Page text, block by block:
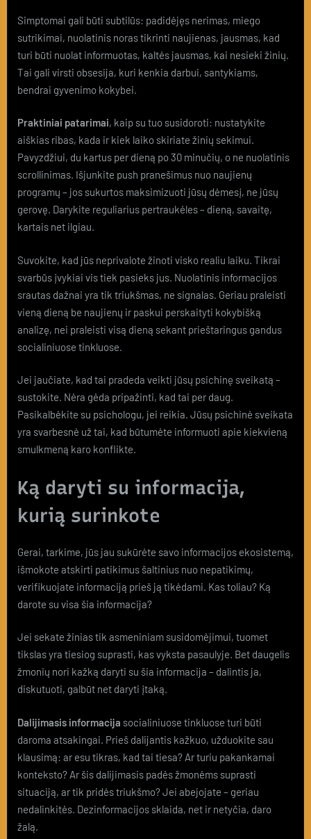
Simptomai gali būti subtilūs: padidėjęs nerimas, miego
sutrikimai, nuolatinis noras tikrinti naujienas, jausmas, kad
turi būti nuolat informuotas, kaltės jausmas, kai nesieki žinių.
Tai gali virsti obsesija, kuri kenkia darbui, santykiams,
bendrai gyvenimo kokybei.
Praktiniai patarimai, kaip su tuo susidoroti: nustatykite
aiškias ribas, kada ir kiek laiko skiriate žinių sekimui.
Pavyzdžiui, du kartus per dieną po 30 minučių, o ne nuolatinis
scrollinimas. Išjunkite push pranešimus nuo naujienų
programų – jos sukurtos maksimizuoti jūsų dėmesį, ne jūsų
gerovę. Darykite reguliarius pertraukėles – dieną, savaitę,
kartais net ilgiau.
Suvokite, kad jūs neprivalote žinoti visko realiu laiku. Tikrai
svarbūs įvykiai vis tiek pasieks jus. Nuolatinis informacijos
srautas dažnai yra tik triukšmas, ne signalas. Geriau praleisti
vieną dieną be naujienų ir paskui perskaityti kokybišką
analizę, nei praleisti visą dieną sekant prieštaringus gandus
socialiniuose tinkluose.
Jei jaučiate, kad tai pradeda veikti jūsų psichinę sveikatą –
sustokite. Nėra gėda pripažinti, kad tai per daug.
Pasikalbėkite su psichologu, jei reikia. Jūsų psichinė sveikata
yra svarbesnė už tai, kad būtumėte informuoti apie kiekvieną
smulkmeną karo konflikte.
Ką daryti su informacija,
kurią surinkote
Gerai, tarkime, jūs jau sukūrėte savo informacijos ekosistemą,
išmokote atskirti patikimus šaltinius nuo nepatikimų,
verifikuojate informaciją prieš ją tikėdami. Kas toliau? Ką
darote su visa šia informacija?
Jei sekate žinias tik asmeniniam susidomėjimui, tuomet
tikslas yra tiesiog suprasti, kas vyksta pasaulyje. Bet daugelis
žmonių nori kažką daryti su šia informacija – dalintis ja,
diskutuoti, galbūt net daryti įtaką.
Dalijimasis informacija socialiniuose tinkluose turi būti
daroma atsakingai. Prieš dalijantis kažkuo, užduokite sau
klausimą: ar esu tikras, kad tai tiesa? Ar turiu pakankamai
konteksto? Ar šis dalijimasis padės žmonėms suprasti
situaciją, ar tik pridės triukšmo? Jei abejojate – geriau
nedalinkitės. Dezinformacijos sklaida, net ir netyčia, daro
žalą.